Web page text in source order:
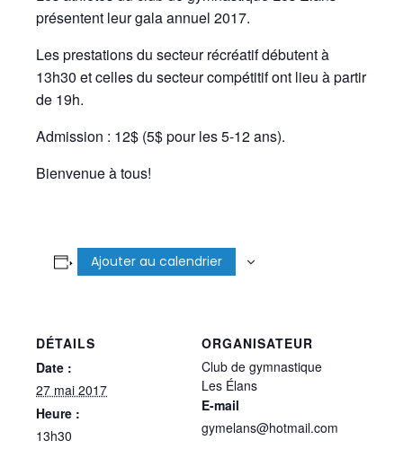
présentent leur gala annuel 2017.
Les prestations du secteur récréatif débutent à
13h30 et celles du secteur compétitif ont lieu à partir
de 19h.
Admission : 12$ (5$ pour les 5-12 ans).
Bienvenue à tous!
Ajouter au calendrier
DÉTAILS
Date :
27 mai 2017
Heure :
13h30
ORGANISATEUR
Club de gymnastique
Les Élans
E-mail
gymelans@hotmail.com